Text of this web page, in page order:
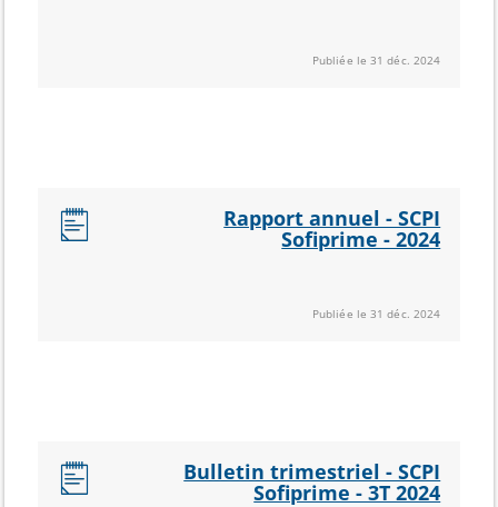
Publiée le 31 déc. 2024
Rapport annuel - SCPI
Sofiprime - 2024
Publiée le 31 déc. 2024
Bulletin trimestriel - SCPI
Sofiprime - 3T 2024